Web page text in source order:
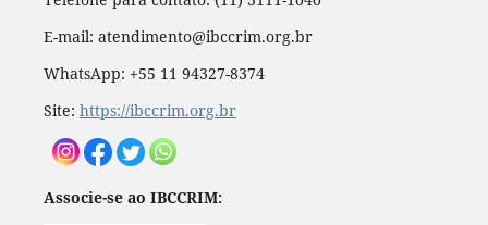
E-mail: atendimento@ibccrim.org.br
WhatsApp: +55 11 94327-8374
Site: https://ibccrim.org.br
Associe-se ao IBCCRIM: